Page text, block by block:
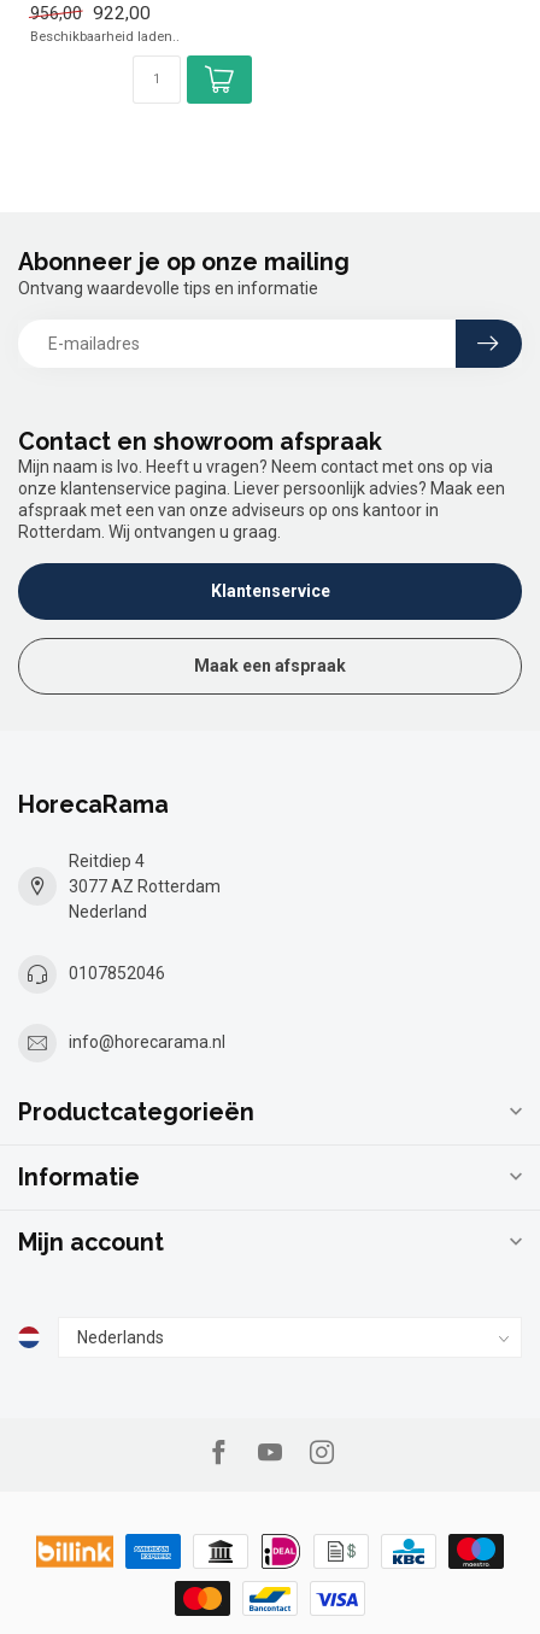
✓ 325 Watt
✓ 230 Volt
956,00 922,00
Beschikbaarheid laden..
Contact en showroom afspraak
Mijn naam is Ivo. Heeft u vragen? Neem contact met ons op via
onze klantenservice pagina. Liever persoonlijk advies? Maak een
afspraak met een van onze adviseurs op ons kantoor in
Rotterdam. Wij ontvangen u graag.
Klantenservice
Maak een afspraak
Abonneer je op onze mailing
Ontvang waardevolle tips en informatie
HorecaRama
Reitdiep 4
3077 AZ Rotterdam
Nederland
0107852046
info@horecarama.nl
Productcategorieën
Informatie
Mijn account